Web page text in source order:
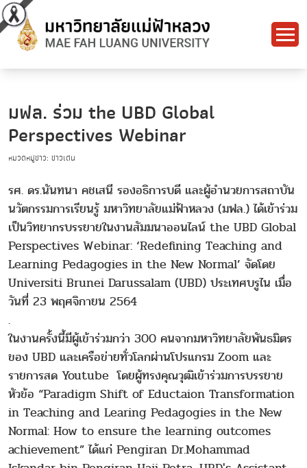
มฟล. ร่วม the UBD Global
Perspectives Webinar
หมวดหมู่ข่าว: ข่าวเด่น
รศ. ดร.นันทนา คชเสนี รองอธิการบดี และผู้อำนวยการสถาบัน
นวัตกรรมการเรียนรู้ มหาวิทยาลัยแม่ฟ้าหลวง (มฟล.) ได้เข้าร่วม
เป็นวิทยากรบรรยายในงานสัมมนาออนไลน์ the UBD Global
Perspectives Webinar: ‘Redefining Teaching and
Learning Pedagogies in the New Normal’ จัดโดย
Universiti Brunei Darussalam (UBD) ประเทศบรูไน เมื่อ
วันที่ 23 พฤศจิกายน 2564
.
ในงานครั้งนี้มีผู้เข้าร่วมกว่า 300 คนจากมหาวิทยาลัยพันธมิตร
ของ UBD และเครือข่ายทั่วโลกผ่านโปรแกรม Zoom และ
รายการสด Youtube โดยผู้ทรงคุณวุฒิเข้าร่วมการบรรยาย
หัวข้อ “Paradigm Shift of Eductaion Transformation
in Teaching and Learing Pedagogies in the New
Normal: How to ensure the learning outcomes
achievement” ได้แก่ Pengiran Dr.Mohammad